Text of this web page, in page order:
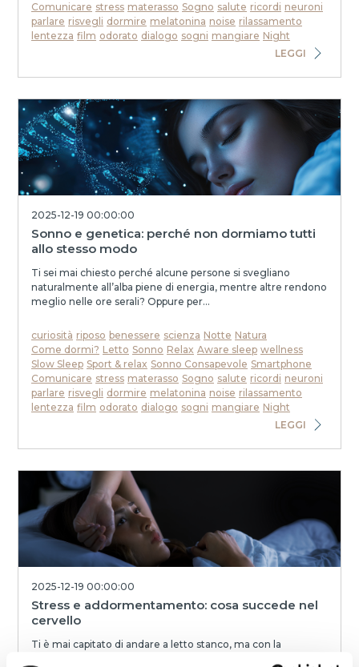
Comunicare stress materasso Sogno salute ricordi neuroni
parlare risvegli dormire melatonina noise rilassamento
lentezza film odorato dialogo sogni mangiare Night
LEGGI
2025-12-19 00:00:00
Sonno e genetica: perché non dormiamo tutti
allo stesso modo
Ti sei mai chiesto perché alcune persone si svegliano
naturalmente all’alba piene di energia, mentre altre rendono
meglio nelle ore serali? Oppure per...
curiosità riposo benessere scienza Notte Natura
Come dormi? Letto Sonno Relax Aware sleep wellness
Slow Sleep Sport & relax Sonno Consapevole Smartphone
Comunicare stress materasso Sogno salute ricordi neuroni
parlare risvegli dormire melatonina noise rilassamento
lentezza film odorato dialogo sogni mangiare Night
LEGGI
2025-12-19 00:00:00
Stress e addormentamento: cosa succede nel
cervello
Ti è mai capitato di andare a letto stanco, ma con la